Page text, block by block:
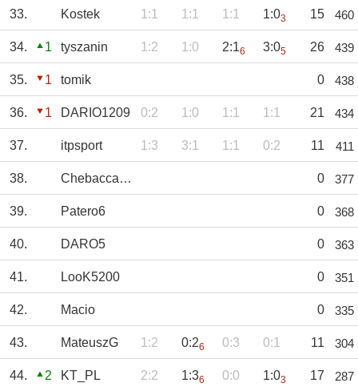
33. Kostek 1:1 1:1 1:1 1:03 15 460
34. 1 tyszanin 1:2 1:0 2:16 3:05 26 439
35. 1 tomik 0 438
36. 1 DARIO1209 0:2 1:0 1:1 1:1 21 434
37. itpsport 1:3 3:1 1:1 0:2 11 411
38. Chebacca2021 0 377
39. Patero6 0 368
40. DARO5 0 363
41. LooK5200 0 351
42. Macio 0 335
43. MateuszG 1:2 0:26 0:3 0:1 11 304
44. 2 KT_PL 2:2 1:36 0:0 1:03 17 287